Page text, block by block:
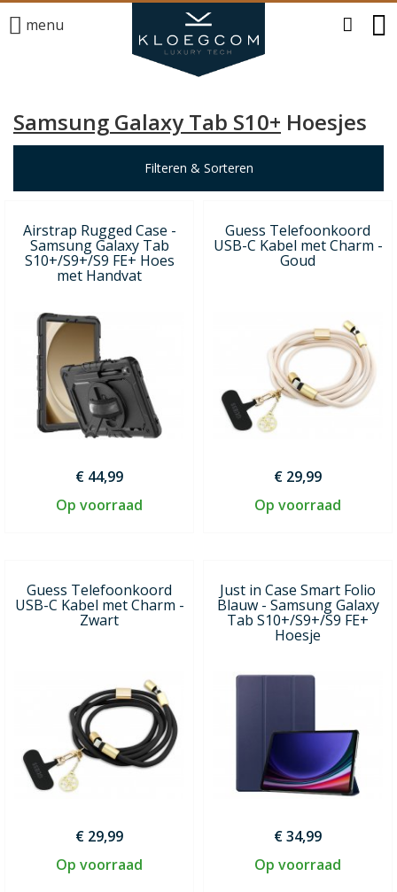
menu
Samsung Galaxy Tab S10+ Hoesjes
Filteren & Sorteren
Airstrap Rugged Case -
Samsung Galaxy Tab
S10+/S9+/S9 FE+ Hoes
met Handvat
€ 44,99
Op voorraad
Guess Telefoonkoord
USB-C Kabel met Charm -
Goud
€ 29,99
Op voorraad
Guess Telefoonkoord
USB-C Kabel met Charm -
Zwart
€ 29,99
Op voorraad
Just in Case Smart Folio
Blauw - Samsung Galaxy
Tab S10+/S9+/S9 FE+
Hoesje
€ 34,99
Op voorraad